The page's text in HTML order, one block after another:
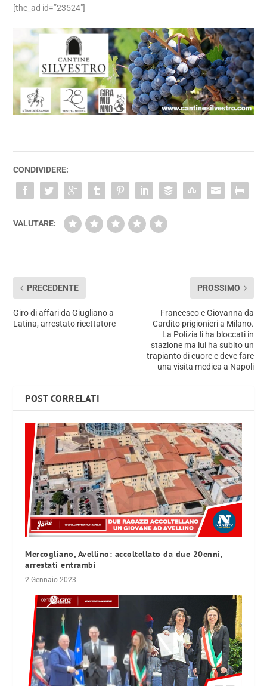
[the_ad id=”23524″]
CONDIVIDERE:
VALUTARE:
PRECEDENTE
Giro di affari da Giugliano a
Latina, arrestato ricettatore
PROSSIMO
Francesco e Giovanna da
Cardito prigionieri a Milano.
La Polizia li ha bloccati in
stazione ma lui ha subito un
trapianto di cuore e deve fare
una visita medica a Napoli
POST CORRELATI
Mercogliano, Avellino: accoltellato da due 20enni,
arrestati entrambi
2 Gennaio 2023